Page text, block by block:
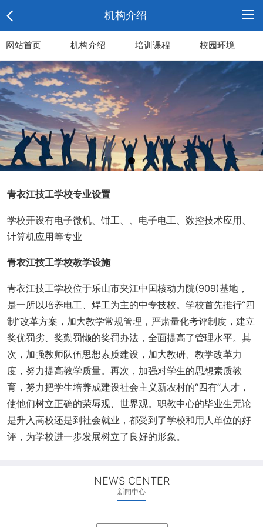
机构介绍
网
站
首
页
机
构
介
绍
培
训
课
校
园 机
联
诚
案
网站首页 机构介绍 培训课程 校园环境
青衣江技工学校专业设置
学校开设有电子微机、钳工、、电子电工、数控技术应用、
计算机应用等专业
青衣江技工学校教学设施
青衣江技工学校位于乐山市夹江中国核动力院(909)基地，
是一所以培养电工、焊工为主的中专技校。学校首先推行“四
制”改革方案，加大教学常规管理，严肃量化考评制度，建立
奖优罚劣、奖勤罚懒的奖罚办法，全面提高了管理水平。其
次，加强教师队伍思想素质建设，加大教研、教学改革力
度，努力提高教学质量。再次，加强对学生的思想素质教
育，努力把学生培养成建设社会主义新农村的“四有”人才，
使他们树立正确的荣辱观、世界观。职教中心的毕业生无论
是升入高校还是到社会就业，都受到了学校和用人单位的好
评，为学校进一步发展树立了良好的形象。
NEWS CENTER
新闻中心